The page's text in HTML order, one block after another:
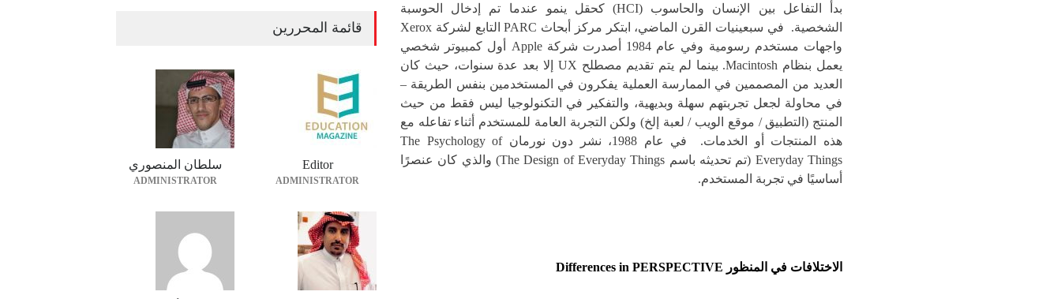
بدأ التفاعل بين الإنسان والحاسوب (HCI) كحقل ينمو عندما تم إدخال الحوسبة
الشخصية. في سبعينيات القرن الماضي، ابتكر مركز أبحاث PARC التابع لشركة Xerox
واجهات مستخدم رسومية وفي عام 1984 أصدرت شركة Apple أول كمبيوتر شخصي
يعمل بنظام Macintosh. بينما لم يتم تقديم مصطلح UX إلا ​​بعد عدة سنوات، حيث كان
العديد من المصممين في الممارسة العملية يفكرون في المستخدمين بنفس الطريقة –
في محاولة لجعل تجربتهم سهلة وبديهية، والتفكير في التكنولوجيا ليس فقط من حيث
المنتج (التطبيق / موقع الويب / لعبة إلخ) ولكن التجربة العامة للمستخدم أثناء تفاعله مع
هذه المنتجات أو الخدمات. في عام 1988، نشر دون نورمان The Psychology of
Everyday Things (تم تحديثه باسم The Design of Everyday Things) والذي كان عنصرًا
أساسيًا في تجربة المستخدم.
الاختلافات في المنظور Differences in PERSPECTIVE
قائمة المحررين
Editor
ADMINISTRATOR
سلطان المنصوري
ADMINISTRATOR